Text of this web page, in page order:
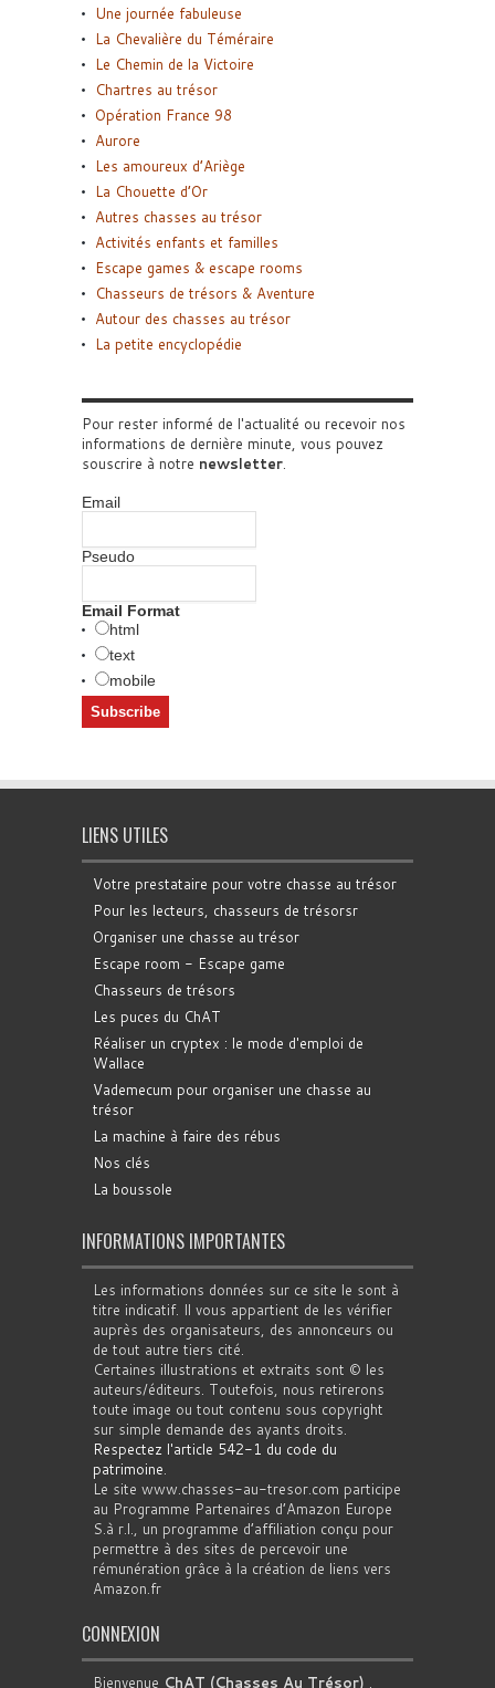
Une journée fabuleuse
La Chevalière du Téméraire
Le Chemin de la Victoire
Chartres au trésor
Opération France 98
Aurore
Les amoureux d’Ariège
La Chouette d’Or
Autres chasses au trésor
Activités enfants et familles
Escape games & escape rooms
Chasseurs de trésors & Aventure
Autour des chasses au trésor
La petite encyclopédie
Pour rester informé de l'actualité ou recevoir nos
informations de dernière minute, vous pouvez
souscrire à notre newsletter.
Email
Pseudo
Email Format
html
text
mobile
LIENS UTILES
Votre prestataire pour votre chasse au trésor
Pour les lecteurs, chasseurs de trésorsr
Organiser une chasse au trésor
Escape room - Escape game
Chasseurs de trésors
Les puces du ChAT
Réaliser un cryptex : le mode d'emploi de
Wallace
Vademecum pour organiser une chasse au
trésor
La machine à faire des rébus
Nos clés
La boussole
INFORMATIONS IMPORTANTES
Les informations données sur ce site le sont à
titre indicatif. Il vous appartient de les vérifier
auprès des organisateurs, des annonceurs ou
de tout autre tiers cité.
Certaines illustrations et extraits sont © les
auteurs/éditeurs. Toutefois, nous retirerons
toute image ou tout contenu sous copyright
sur simple demande des ayants droits.
Respectez l'article 542-1 du code du
patrimoine.
Le site www.chasses-au-tresor.com participe
au Programme Partenaires d’Amazon Europe
S.à r.l., un programme d’affiliation conçu pour
permettre à des sites de percevoir une
rémunération grâce à la création de liens vers
Amazon.fr
CONNEXION
Bienvenue ChAT (Chasses Au Trésor) .